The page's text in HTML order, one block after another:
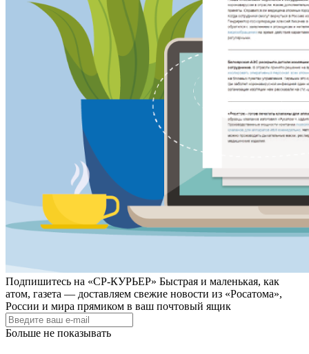
Подпишитесь на «СР-КУРЬЕР» Быстрая и маленькая, как
атом, газета — доставляем свежие новости из «Росатома»,
России и мира прямиком в ваш почтовый ящик
Больше не показывать